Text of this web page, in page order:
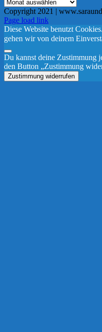
Copyright 2021 |
Instagram
Page load link
Diese Website benutzt
gehen wir von deinem
Du kannst deine Zustimmung
den Button „Zustimmung
Zustimmung widerrufen